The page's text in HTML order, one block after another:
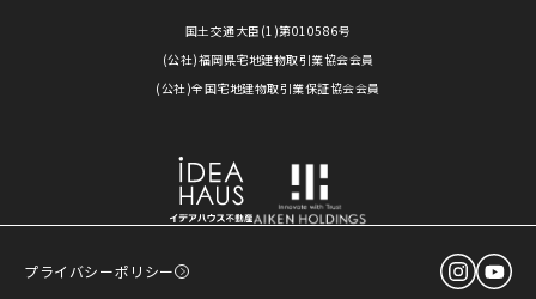
国土交通大臣(1)第010586号
(公社)福岡県宅地建物取引業協会会員
(公社)全国宅地建物取引業保証協会会員
プライバシーポリシー